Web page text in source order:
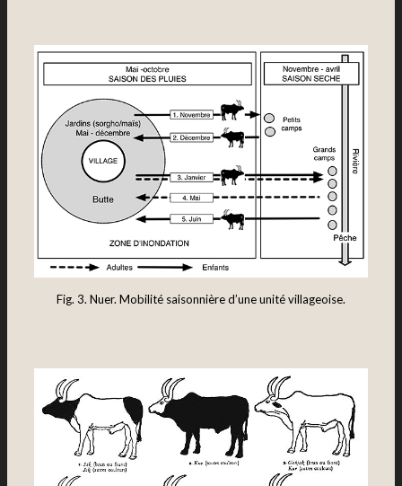
Fig. 3. Nuer. Mobilité saisonnière d’une unité villageoise.